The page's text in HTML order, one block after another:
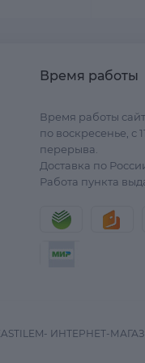
Время работы
Время работы
по воскресенье, с
перерыва.
Доставка по
Работа пункта
ИНТЕРНЕТ-